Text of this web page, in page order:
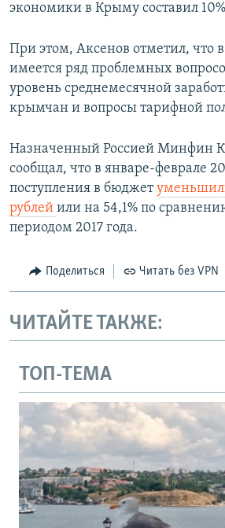
экономики в Крыму составил
При этом, Аксенов отметил, что
имеется ряд проблемных
уровень среднемесячной
крымчан и вопросы тарифной
Назначенный Россией Минфин
сообщал, что в январе-феврале
поступления в бюджет
рублей или на 54,1% по
периодом 2017 года.
Поделиться Читать без VPN
ЧИТАЙТЕ ТАКЖЕ:
ТОП-ТЕМА